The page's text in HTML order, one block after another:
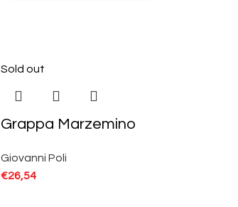
Sold out
Grappa Marzemino
Giovanni Poli
€26,54